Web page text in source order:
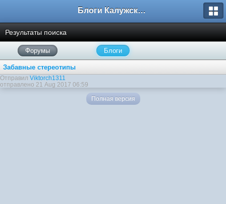
Блоги Калужского перекрестка
Результаты поиска
Форумы Блоги
Забавные стереотипы
Отправил Viktorch1311
отправлено 21 Aug 2017 06:59
Полная версия